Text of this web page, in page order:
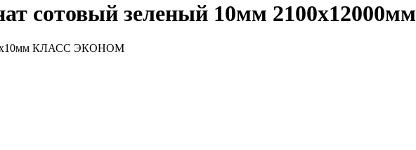
сотовый зеленый 10мм 2100х12000мм
КЛАСС ЭКОНОМ